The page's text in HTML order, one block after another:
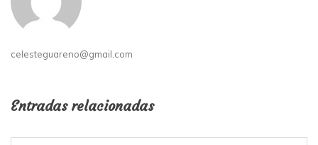
celesteguareno@gmail.com
Entradas relacionadas